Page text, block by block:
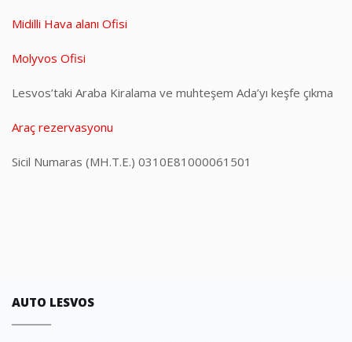
Midilli Hava alanı Ofisi
Molyvos Ofisi
Lesvos’taki Araba Kiralama ve muhteşem Ada’yı keşfe çıkma
Araç rezervasyonu
Sicil Numaras (ΜΗ.Τ.Ε.) 0310E81000061501
AUTO LESVOS